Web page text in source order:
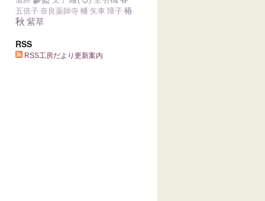
五倍子 奈良薬師寺 幡 矢車 障子 椿
秋 紫草
RSS
RSS工房だより更新案内